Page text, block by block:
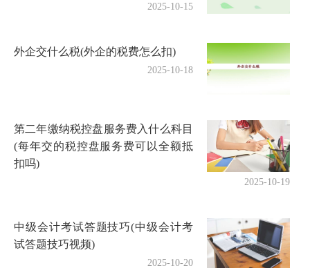
2025-10-15
外企交什么税(外企的税费怎么扣)
2025-10-18
第二年缴纳税控盘服务费入什么科目
(每年交的税控盘服务费可以全额抵
扣吗)
2025-10-19
中级会计考试答题技巧(中级会计考
试答题技巧视频)
2025-10-20